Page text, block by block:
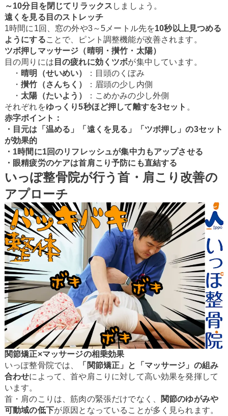
～10分目を閉じてリラックス しましょう。
遠くを見る目のストレッチ
1時間に1回、窓の外や3～5メートル先を10秒以上見つめる
ようにすることで、ピント調整機能が改善されます。
ツボ押しマッサージ（晴明・攅竹・太陽）
目の周りには 目の疲れに効くツボが集中しています。
・ 晴明（せいめい）
：目頭のくぼみ
・攅竹（さんちく）
：眉頭の少し内側
・ 太陽（たいよう）
：こめかみの少し外側
それぞれをゆっくり5秒ほど押して離すを3セット 。
赤字ポイント：
・目元は「温める」「遠くを見る」「ツボ押し」の3セット
が効果的
・1時間に1回のリフレッシュが集中力もアップさせる
・眼精疲労のケアは首肩こり予防にも直結する
いっぽ整骨院が行う首・肩こり改善の
アプローチ
関節矯正×マッサージの相乗効果
いっぽ整骨院では、
「関節矯正」と「マッサージ」の組み
合わせによって、首や肩こりに対して高い効果を発揮して
います。
首・肩のこりは、筋肉の緊張だけでなく、
関節のゆがみや
可動域の低下が原因となっていることが多く見られます。